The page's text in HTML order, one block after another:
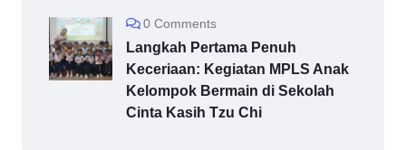
0 Comments
Langkah Pertama Penuh
Keceriaan: Kegiatan MPLS Anak
Kelompok Bermain di Sekolah
Cinta Kasih Tzu Chi